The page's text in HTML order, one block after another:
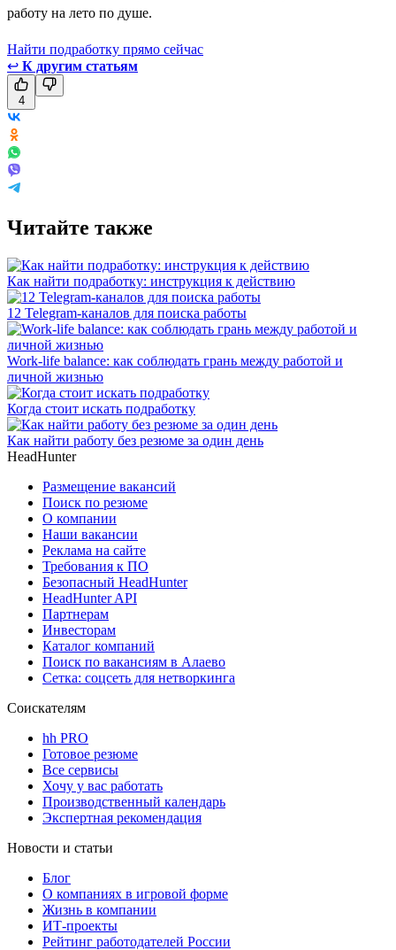
работу на лето по душе.
Найти подработку прямо сейчас
↩ К другим статьям
4
Читайте также
Как найти подработку: инструкция к действию
12 Telegram-каналов для поиска работы
Work-life balance: как соблюдать грань между работой и
личной жизнью
Когда стоит искать подработку
Как найти работу без резюме за один день
HeadHunter
Размещение вакансий
Поиск по резюме
О компании
Наши вакансии
Реклама на сайте
Требования к ПО
Безопасный HeadHunter
HeadHunter API
Партнерам
Инвесторам
Каталог компаний
Поиск по вакансиям в Алаево
Сетка: соцсеть для нетворкинга
Соискателям
hh PRO
Готовое резюме
Все сервисы
Хочу у вас работать
Производственный календарь
Экспертная рекомендация
Новости и статьи
Блог
О компаниях в игровой форме
Жизнь в компании
ИТ-проекты
Рейтинг работодателей России